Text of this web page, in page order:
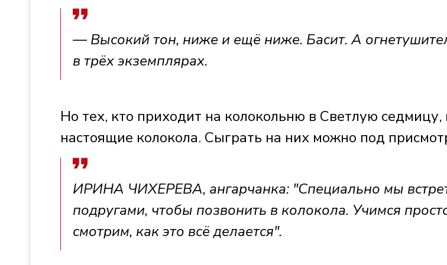
— Высокий тон, ниже и ещё ниже. Басит. А
в трёх экземплярах.
Но тех, кто приходит на колокольню в Светлую седмицу,
настоящие колокола. Сыграть на них можно под
ИРИНА ЧИХЕРЕВА, ангарчанка: "Специально мы
подругами, чтобы позвонить в колокола. Учимся
смотрим, как это всё делается".